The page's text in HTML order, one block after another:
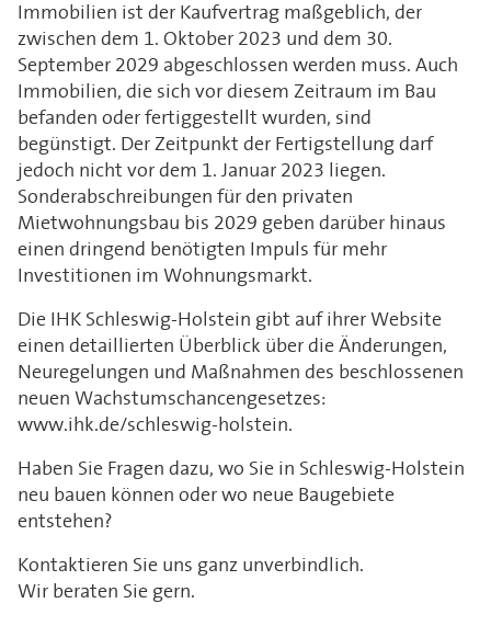
Immobilien ist der Kaufvertrag maßgeblich, der
zwischen dem 1. Oktober 2023 und dem 30.
September 2029 abgeschlossen werden muss. Auch
Immobilien, die sich vor diesem Zeitraum im Bau
befanden oder fertiggestellt wurden, sind
begünstigt. Der Zeitpunkt der Fertigstellung darf
jedoch nicht vor dem 1. Januar 2023 liegen.
Sonderabschreibungen für den privaten
Mietwohnungsbau bis 2029 geben darüber hinaus
einen dringend benötigten Impuls für mehr
Investitionen im Wohnungsmarkt.
Die IHK Schleswig-Holstein gibt auf ihrer Website
einen detaillierten Überblick über die Änderungen,
Neuregelungen und Maßnahmen des beschlossenen
neuen Wachstumschancengesetzes:
www.ihk.de/schleswig-holstein.
Haben Sie Fragen dazu, wo Sie in Schleswig-Holstein
neu bauen können oder wo neue Baugebiete
entstehen?
Kontaktieren Sie uns ganz unverbindlich.
Wir beraten Sie gern.